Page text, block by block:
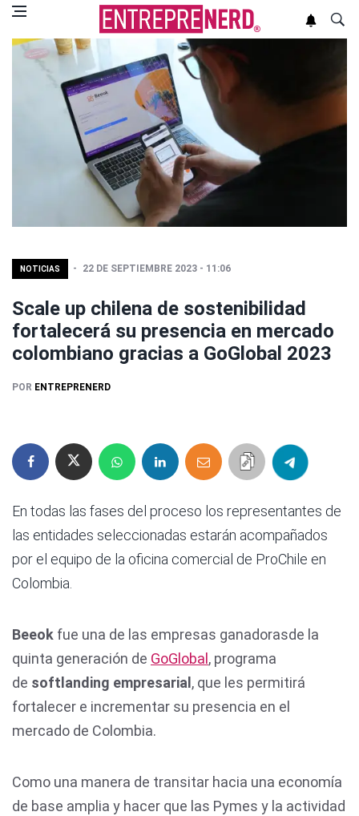
NOTICIAS 22 DE SEPTIEMBRE 2023 - 11:06
Scale up chilena de sostenibilidad
fortalecerá su presencia en mercado
colombiano gracias a GoGlobal 2023
POR ENTREPRENERD
En todas las fases del proceso los representantes de
las entidades seleccionadas estarán acompañados
por el equipo de la oficina comercial de ProChile en
Colombia.
Beeok fue una de las empresas ganadorasde la
quinta generación de GoGlobal , programa
de softlanding empresarial , que les permitirá
fortalecer e incrementar su presencia en el
mercado de Colombia.
Como una manera de transitar hacia una economía
de base amplia y hacer que las Pymes y la actividad